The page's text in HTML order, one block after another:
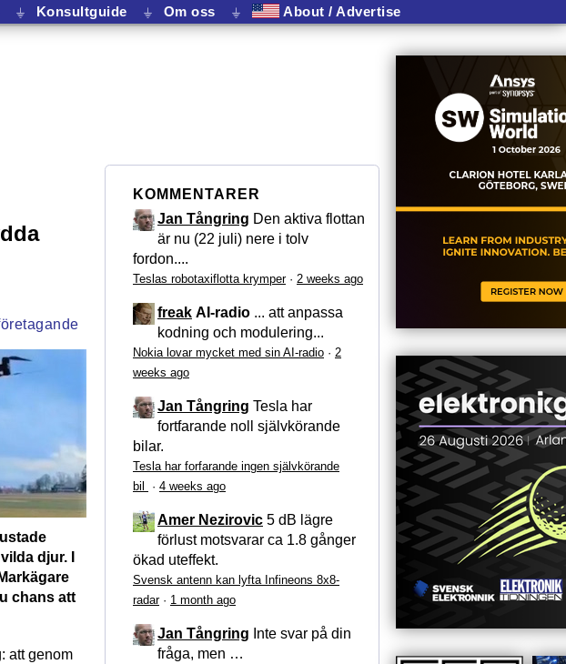
⏚ Konsultguide ⏚ Om oss ⏚ About / Advertise
djur. I
chans att
att genom
KOMMENTARER
Jan Tångring Den aktiva flottan
är nu (22 juli) nere i tolv
fordon....
Teslas robotaxiflotta krymper· 2 weeks ago
freak AI-radio ... att anpassa
kodning och modulering...
Nokia lovar mycket med sin AI-radio · 2
weeks ago
Jan Tångring Tesla har
fortfarande noll självkörande
bilar.
Tesla har forfarande ingen självkörande
bil
· 4 weeks ago
Amer Nezirovic 5 dB lägre
förlust motsvarar ca 1.8 gånger
ökad uteffekt.
Svensk antenn kan lyfta Infineons 8x8-
radar· 1 month ago
Jan Tångring Inte svar på din
fråga, men …